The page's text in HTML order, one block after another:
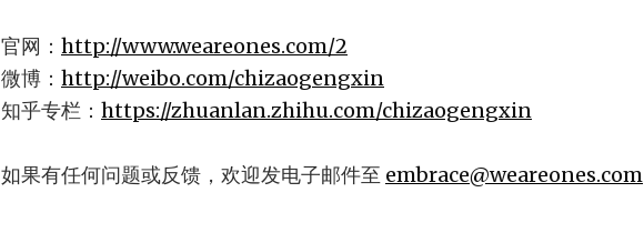
官网： http://www.weareones.com/2
微博： http://weibo.com/chizaogengxin
知乎专栏： https://zhuanlan.zhihu.com/chizaogengxin
如果有任何问题或反馈，欢迎发电子邮件至 embrace@weareones.com